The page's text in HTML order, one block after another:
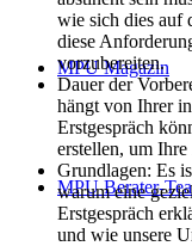
MPU Magazin
MPU Berater-
wie sich dies auf
diese
vorzubereiten.
Dauer der
hängt von Ihrer
Erstgespräch
erstellen, um
Grundlagen: Es
warum eine
Erstgespräch
und wie unsere